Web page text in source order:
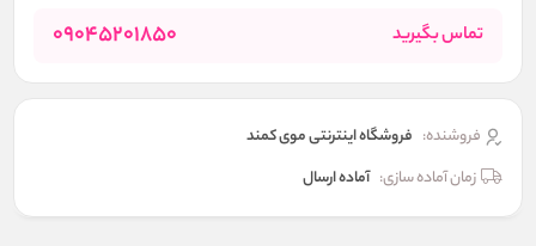
تماس بگیرید 09045201850
فروشنده: فروشگاه اینترنتی موی کمند
زمان آماده سازی: آماده ارسال